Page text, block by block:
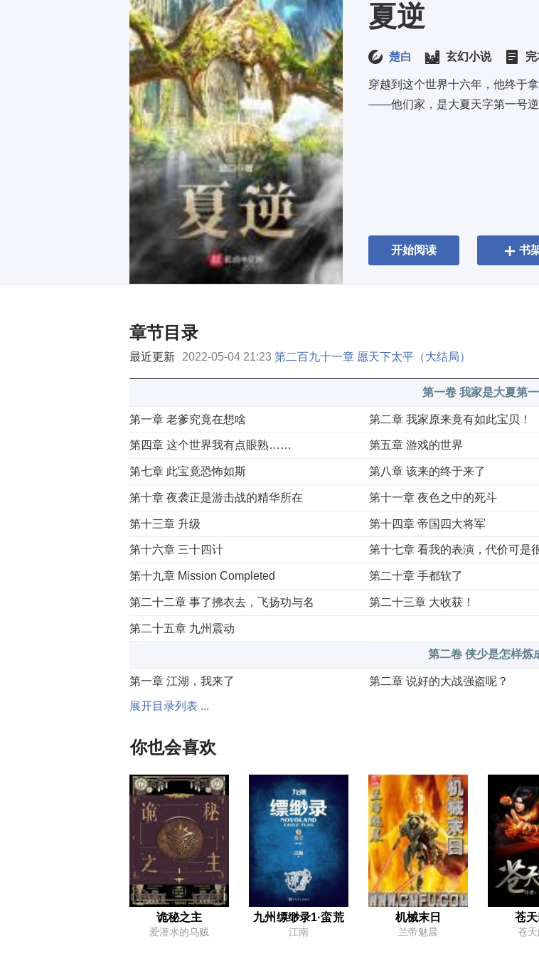
夏逆
楚白 玄幻小说
穿越到这个世界十六年，他终于
——他们家，是大夏天字第一号逆
开始阅读 书
章节目录
最近更新 2022-05-04 21:23 第二百九十一章 愿天下太平（大结局）
第一卷 我家是大夏第
第一章 老爹究竟在想啥 第二章 我家原来竟有如此宝贝！
第四章 这个世界我有点眼熟…… 第五章 游戏的世界
第七章 此宝竟恐怖如斯 第八章 该来的终于来了
第十章 夜袭正是游击战的精华所在 第十一章 夜色之中的死斗
第十三章 升级 第十四章 帝国四大将军
第十六章 三十四计 第十七章 看我的表演，代价可是
第十九章 Mission Completed 第二十章 手都软了
第二十二章 事了拂衣去，飞扬功与名 第二十三章 大收获！
第二十五章 九州震动
第二卷 侠少是怎样炼
第一章 江湖，我来了 第二章 说好的大战强盗呢？
第四章 玉门的风景
第十章 人为财死，鸟为食亡
第十三章 我看你骨骼清奇，乃是可造之材…… 第十四章 江湖初体验
第十六章 有钱真好 第十七章 北地人，威慑加十
第十九章 天生的江湖人 第二十章 新的世界
第二十二章 新的角色面板 第二十三章 林中夜战
第二十五章 并不精彩的高手过招 第二十六章 逃走无门
第二十八章 沙洛佛克大概是真的死了 第二十九章 战利品？这也算吗？
展开目录列表 ...
你也会喜欢
诡秘之主
爱潜水的乌贼
九州缥缈录1·蛮荒
江南
机械末日
兰帝魅晨
苍
苍